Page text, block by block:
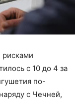
с 10 до 4 за
по-
с Чечней,